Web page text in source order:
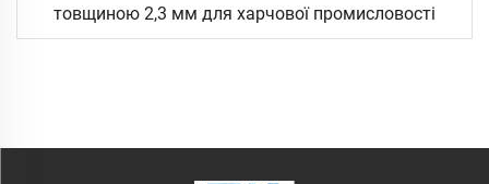
товщиною 2,3 мм для харчової промисловості